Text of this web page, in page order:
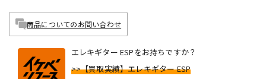
商品についてのお問い合わせ
エレキギター ESPをお持ちですか？
>>【買取実績】エレキギター ESP